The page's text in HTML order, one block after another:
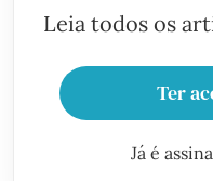
Leia todos os
Ter
Já é